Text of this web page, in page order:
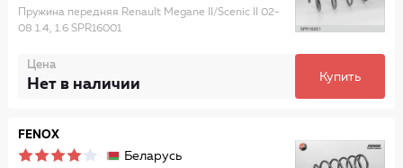
Пружина передняя Renault Megane II/Scenic II 02-
08 1.4, 1.6 SPR16001
Цена
Нет в наличии Купить
FENOX
Беларусь